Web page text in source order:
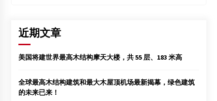
近期文章
美国将建世界最高木结构摩天大楼，共 55 层、183 米高
全球最高木结构建筑和最大木屋顶机场最新揭幕，绿色建筑
的未来已来！